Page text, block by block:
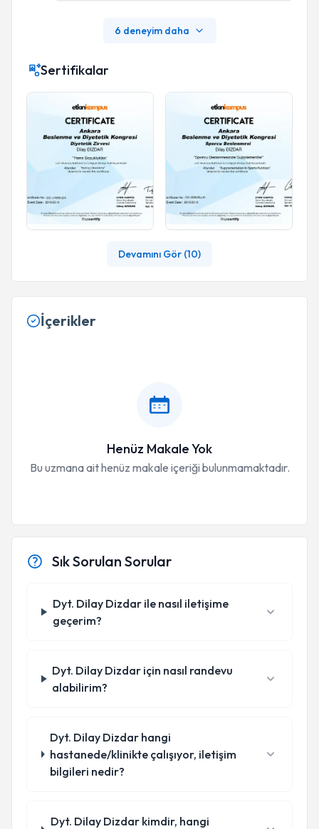
6 deneyim daha
Sertifikalar
Devamını Gör (10)
İçerikler
Henüz Makale Yok
Bu uzmana ait henüz makale içeriği bulunmamaktadır.
Sık Sorulan Sorular
Dyt. Dilay Dizdar ile nasıl iletişime
geçerim?
Dyt. Dilay Dizdar için nasıl randevu
alabilirim?
Dyt. Dilay Dizdar hangi
hastanede/klinikte çalışıyor, iletişim
bilgileri nedir?
Dyt. Dilay Dizdar kimdir, hangi